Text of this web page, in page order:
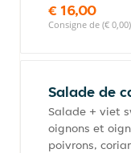
€ 16,00
Consigne de (€ 0,00)
Salade de
Salade + viet
oignons et
poivrons,